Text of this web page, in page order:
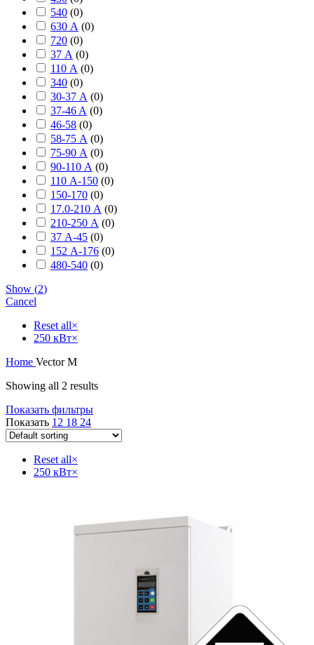
540 (0)
630 А (0)
720 (0)
37 А (0)
110 А (0)
340 (0)
30-37 А (0)
37-46 A (0)
46-58 (0)
58-75 А (0)
75-90 А (0)
90-110 А (0)
110 А-150 (0)
150-170 (0)
17.0-210 А (0)
210-250 А (0)
37 А-45 (0)
152 А-176 (0)
480-540 (0)
Show (2)
Cancel
Reset all×
250 кВт×
Home Vector M
Showing all 2 results
Показать фильтры
Показать 12 18 24
Reset all×
250 кВт×